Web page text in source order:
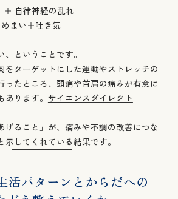
＋ 自律神経の乱れ
まい＋吐き気
ということです。
をターゲットにした運動やストレッチの
ったところ、頭痛や首肩の痛みが有意に
ります。 サイエンスダイレクト
げること」が、痛みや不調の改善につな
してくれている結果です。
活パターンとからだへの